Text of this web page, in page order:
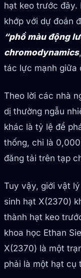
hạt keo trước đây.
khớp với dự đoán
“phổ màu động
chromodynamics
tác lực mạnh giữa
Theo lời các nhà
dị thường ngẫu
khác là tỷ lệ để
thống, chỉ là
đăng tải trên tạp
Tuy vậy, giới vật
sinh hạt X(2370)
thành hạt keo
khoa học Ethan
X(2370) là một
phải là một hạt cụ